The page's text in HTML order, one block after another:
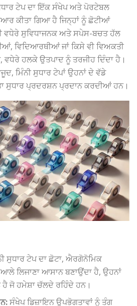
ਟੇਪ ਦਾ ਇੱਕ ਸੰਖੇਪ ਅਤੇ ਪੋਰਟੇਬਲ
ਕੀਤਾ ਗਿਆ ਹੈ ਜਿਨ੍ਹਾਂ ਨੂੰ ਛੋਟੀਆਂ
ਸੁਵਿਧਾਜਨਕ ਅਤੇ ਸਪੇਸ-ਬਚਤ ਹੱਲ
ਵਿਦਿਆਰਥੀਆਂ ਜਾਂ ਕਿਸੇ ਵੀ ਵਿਅਕਤੀ
ਹਲਕੇ ਉਤਪਾਦ ਨੂੰ ਤਰਜੀਹ ਦਿੰਦਾ ਹੈ।
ਮਿੰਨੀ ਸੁਧਾਰ ਟੇਪਾਂ ਉਹਨਾਂ ਦੇ ਵੱਡੇ
ਸੁਧਾਰ ਪ੍ਰਦਰਸ਼ਨ ਪ੍ਰਦਾਨ ਕਰਦੀਆਂ ਹਨ।
ਸੁਧਾਰ ਟੇਪ ਦਾ ਛੋਟਾ, ਐਰਗੋਨੋਮਿਕ
ਲਿਜਾਣਾ ਆਸਾਨ ਬਣਾਉਂਦਾ ਹੈ, ਉਹਨਾਂ
ਜੋ ਹਮੇਸ਼ਾ ਚੱਲਦੇ ਰਹਿੰਦੇ ਹਨ।
ਸੰਖੇਪ ਡਿਜ਼ਾਇਨ ਉਪਭੋਗਤਾਵਾਂ ਨੂੰ ਤੰਗ